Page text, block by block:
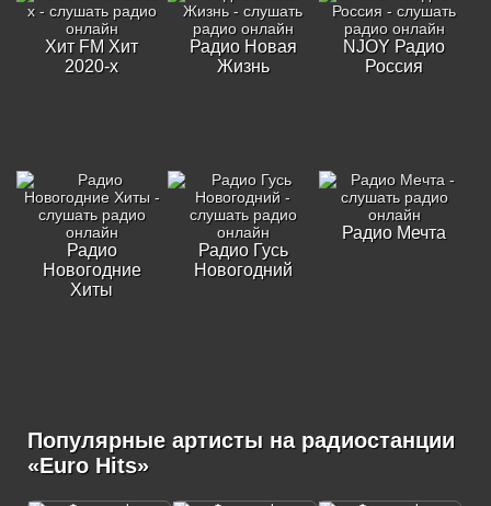
Хит FM Хит
2020-х
Радио Новая
Жизнь
NJOY Радио
Россия
Радио
Новогодние
Хиты
Радио Гусь
Новогодний
Радио Мечта
Популярные артисты на радиостанции
«Euro Hits»